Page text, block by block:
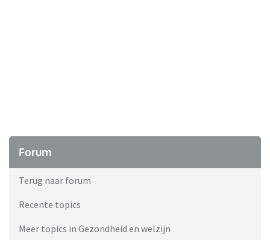
Forum
Terug naar forum
Recente topics
Meer topics in Gezondheid en welzijn